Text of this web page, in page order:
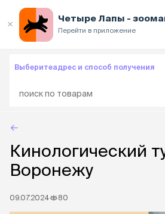
Четыре Лапы -
Перейти в приложение
Выберитеадрес и способ получения
Кинологический
Воронежу
09.07.2024 80